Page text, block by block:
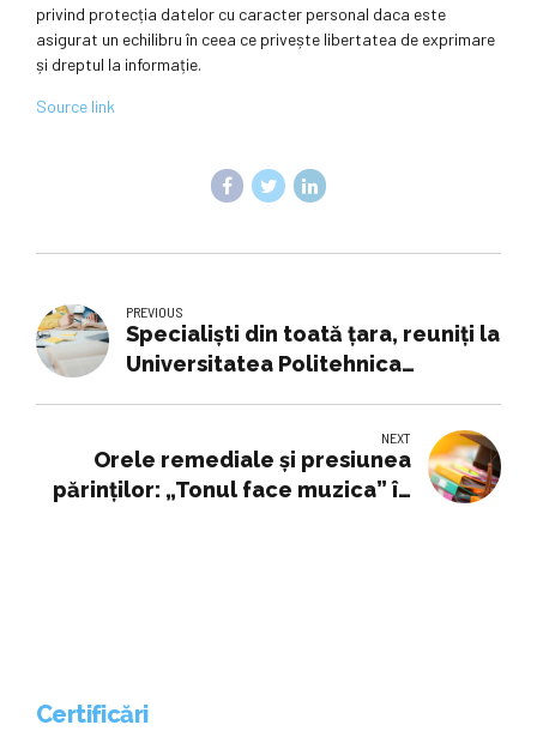
privind protecția datelor cu caracter personal daca este
asigurat un echilibru în ceea ce privește libertatea de exprimare
și dreptul la informație.
Source link
PREVIOUS
Specialiști din toată țara, reuniți la
Universitatea Politehnica
Geotehnică și Fundații
NEXT
Orele remediale şi presiunea
părinţilor: „Tonul face muzica” în
Certificări